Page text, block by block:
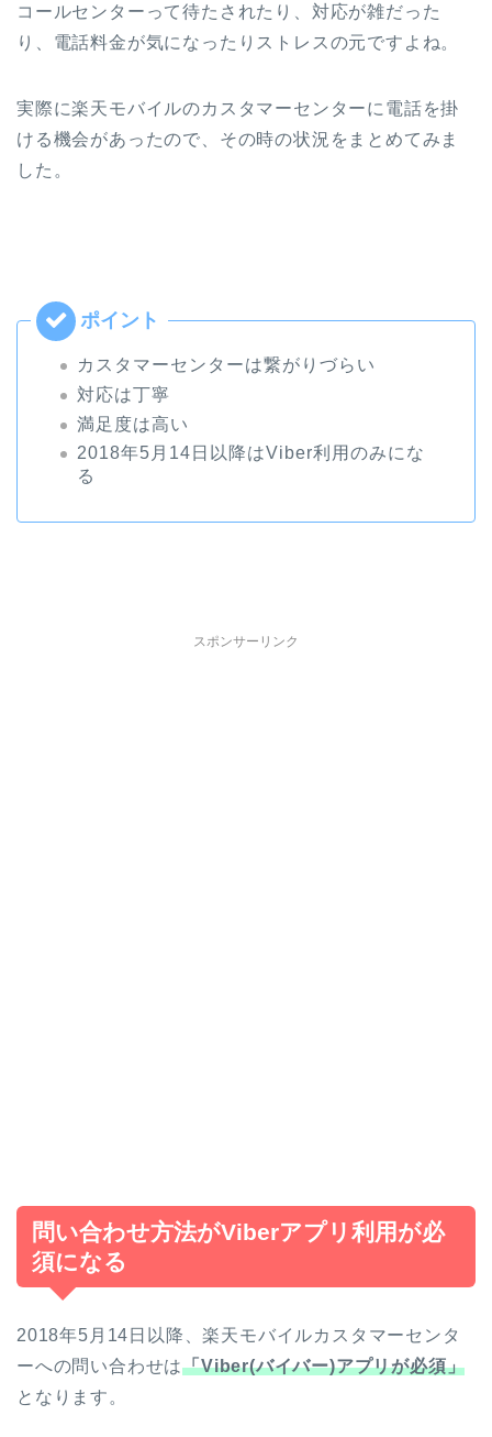
コールセンターって待たされたり、対応が雑だった
り、電話料金が気になったりストレスの元ですよね。
実際に楽天モバイルのカスタマーセンターに電話を掛
ける機会があったので、その時の状況をまとめてみま
した。
カスタマーセンターは繋がりづらい
対応は丁寧
満足度は高い
2018年5月14日以降はViber利用のみにな
る
スポンサーリンク
問い合わせ方法がViberアプリ利用が必
須になる
2018年5月14日以降、楽天モバイルカスタマーセンタ
ーへの問い合わせは「Viber(バイバー)アプリが必須」
となります。